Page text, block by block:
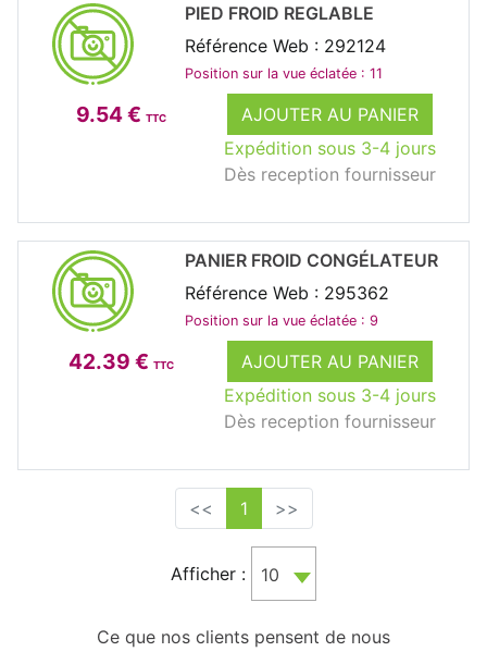
9.54 € TTC
AJOUTER AU PANIER
Expédition sous 3-4 jours
Dès reception fournisseur
PIED FROID REGLABLE
Référence Web : 292124
Position sur la vue éclatée : 11
42.39 € TTC
AJOUTER AU PANIER
Expédition sous 3-4 jours
Dès reception fournisseur
PANIER FROID CONGÉLATEUR
Référence Web : 295362
Position sur la vue éclatée : 9
<< 1 >>
Afficher : 10
Ce que nos clients pensent de nous